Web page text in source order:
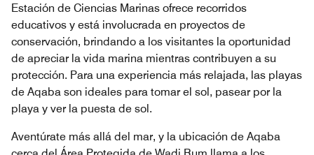
Estación de Ciencias Marinas ofrece recorridos
educativos y está involucrada en proyectos de
conservación, brindando a los visitantes la oportunidad
de apreciar la vida marina mientras contribuyen a su
protección. Para una experiencia más relajada, las playas
de Aqaba son ideales para tomar el sol, pasear por la
playa y ver la puesta de sol.
Aventúrate más allá del mar, y la ubicación de Aqaba